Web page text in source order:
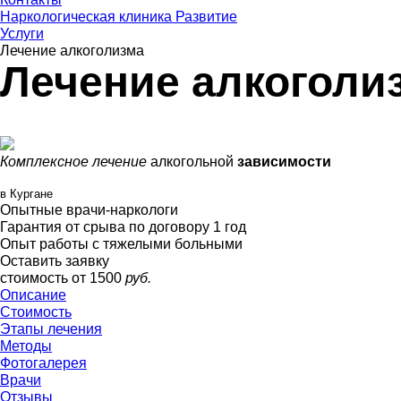
Наркологическая клиника Развитие
Услуги
Лечение алкоголизма
Лечение
Комплексное лечение алкогольной зависимости
в Кургане
Опытные врачи-наркологи
Гарантия от срыва по договору 1 год
Опыт работы с тяжелыми больными
Оставить заявку
стоимость от 1500 руб.
Описание
Стоимость
Этапы лечения
Методы
Фотогалерея
Врачи
Отзывы